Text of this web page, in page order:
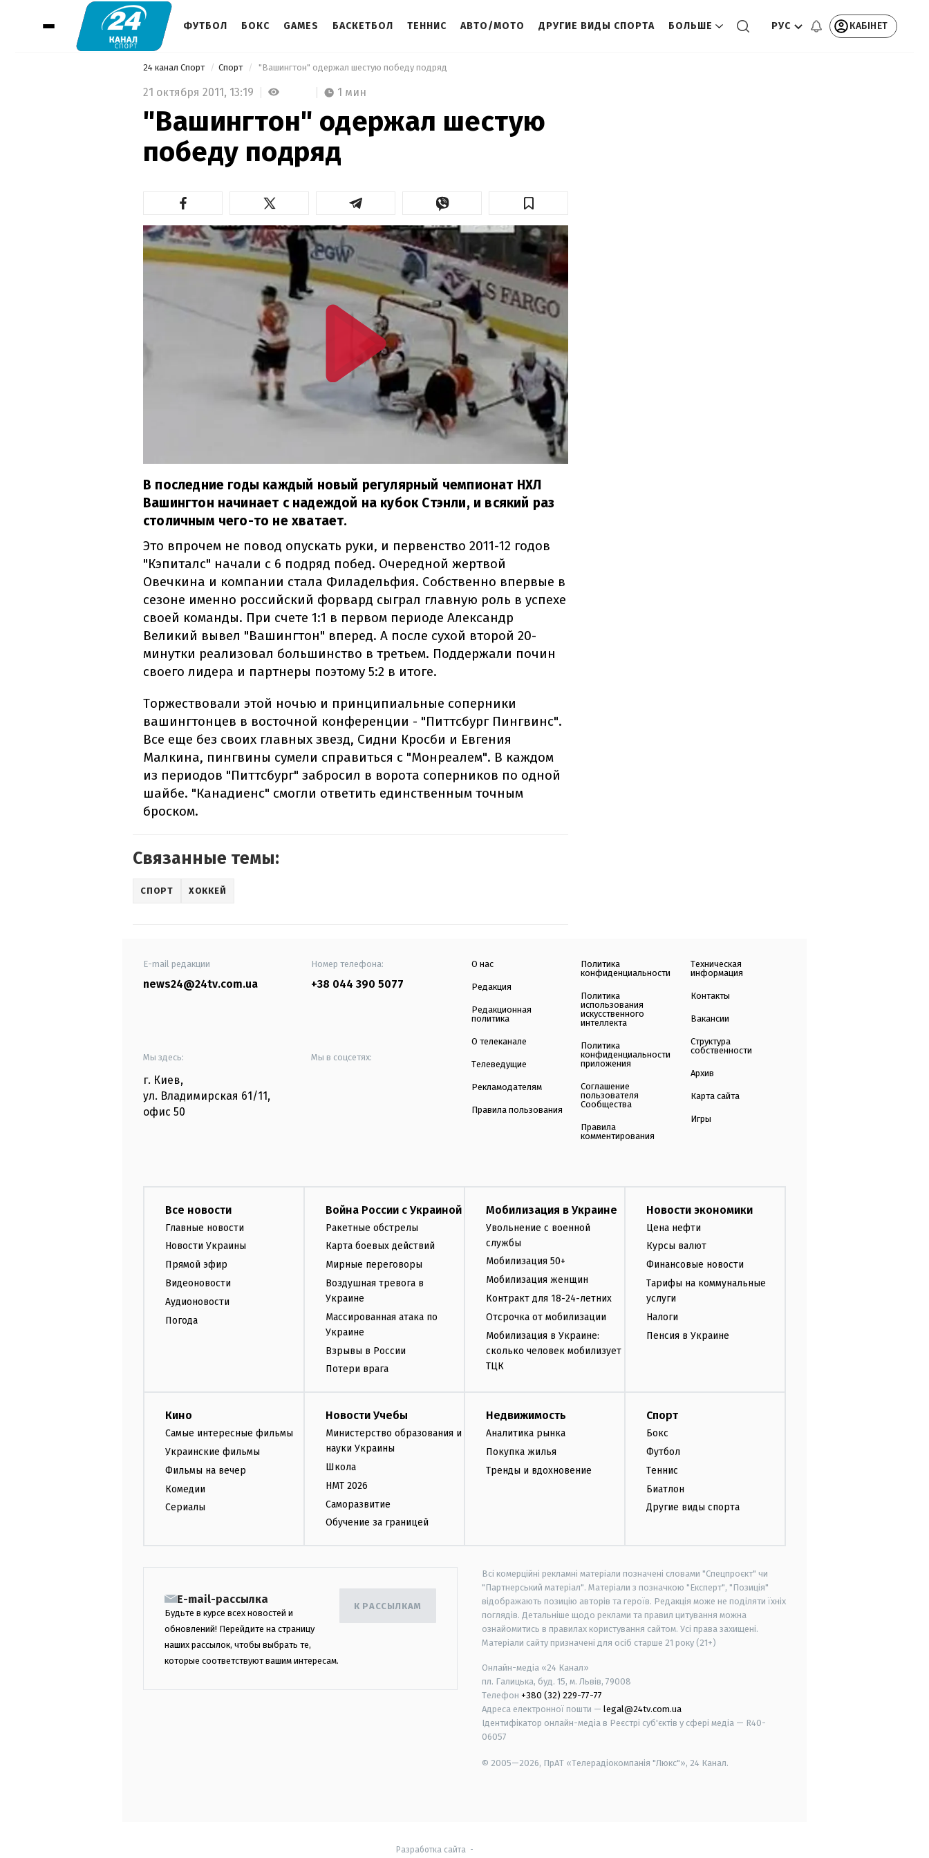
ФУТБОЛ БОКС GAMES БАСКЕТБОЛ ТЕННИС АВТО/МОТО ДРУГИЕ ВИДЫ СПОРТА БОЛЬШЕ РУС КАБІНЕТ
24 канал Спорт Спорт "Вашингтон" одержал шестую победу подряд
21 октября 2011, 13:19 1 мин
"Вашингтон" одержал шестую
победу подряд
В последние годы каждый новый регулярный чемпионат НХЛ
Вашингтон начинает с надеждой на кубок Стэнли, и всякий раз
столичным чего-то не хватает.
Это впрочем не повод опускать руки, и первенство 2011-12 годов
"Кэпиталс" начали с 6 подряд побед. Очередной жертвой
Овечкина и компании стала Филадельфия. Собственно впервые в
сезоне именно российский форвард сыграл главную роль в успехе
своей команды. При счете 1:1 в первом периоде Александр
Великий вывел "Вашингтон" вперед. А после сухой второй 20-
минутки реализовал большинство в третьем. Поддержали почин
своего лидера и партнеры поэтому 5:2 в итоге.
Торжествовали этой ночью и принципиальные соперники
вашингтонцев в восточной конференции - "Питтсбург Пингвинс".
Все еще ​​без своих главных звезд, Сидни Кросби и Евгения
Малкина, пингвины сумели справиться с "Монреалем". В каждом
из периодов "Питтсбург" забросил в ворота соперников по одной
шайбе. "Канадиенс" смогли ответить единственным точным
броском.
Связанные темы:
СПОРТ ХОККЕЙ
E-mail редакции
news24@24tv.com.ua
Номер телефона:
+38 044 390 5077
Мы здесь:
г. Киев,
ул. Владимирская 61/11,
офис 50
Мы в соцсетях:
О нас
Редакция
Редакционная
политика
О телеканале
Телеведущие
Рекламодателям
Правила пользования
Политика
конфиденциальности
Политика
использования
искусственного
интеллекта
Политика
конфиденциальности
приложения
Соглашение
пользователя
Сообщества
Правила
комментирования
Техническая
информация
Контакты
Вакансии
Структура
собственности
Архив
Карта сайта
Игры
Все новости
Главные новости
Новости Украины
Прямой эфир
Видеоновости
Аудионовости
Погода
Война России с Украиной
Ракетные обстрелы
Карта боевых действий
Мирные переговоры
Воздушная тревога в
Украине
Массированная атака по
Украине
Взрывы в России
Потери врага
Мобилизация в Украине
Увольнение с военной
службы
Мобилизация 50+
Мобилизация женщин
Контракт для 18-24-летних
Отсрочка от мобилизации
Мобилизация в Украине:
сколько человек мобилизует
ТЦК
Новости экономики
Цена нефти
Курсы валют
Финансовые новости
Тарифы на коммунальные
услуги
Налоги
Пенсия в Украине
Кино
Самые интересные фильмы
Украинские фильмы
Фильмы на вечер
Комедии
Сериалы
Новости Учебы
Министерство образования и
науки Украины
Школа
НМТ 2026
Саморазвитие
Обучение за границей
Недвижимость
Аналитика рынка
Покупка жилья
Тренды и вдохновение
Спорт
Бокс
Футбол
Теннис
Биатлон
Другие виды спорта
E-mail-рассылка
Будьте в курсе всех новостей и
обновлений! Перейдите на страницу
наших рассылок, чтобы выбрать те,
которые соответствуют вашим интересам.
К РАССЫЛКАМ
Всі комерційні рекламні матеріали позначені словами "Спецпроєкт" чи
"Партнерський матеріал". Матеріали з позначкою "Експерт", "Позиція"
відображають позицію авторів та героїв. Редакція може не поділяти їхніх
поглядів. Детальніше щодо реклами та правил цитування можна
ознайомитись в правилах користування сайтом. Усі права захищені.
Матеріали сайту призначені для осіб старше 21 року (21+)
Онлайн-медіа «24 Канал»
пл. Галицька, буд. 15, м. Львів, 79008
Телефон +380 (32) 229-77-77
Адреса електронної пошти — legal@24tv.com.ua
Ідентифікатор онлайн-медіа в Реєстрі суб'єктів у сфері медіа — R40-
06057
© 2005—2026, ПрАТ «Телерадіокомпанія "Люкс"», 24 Канал.
Разработка сайта -